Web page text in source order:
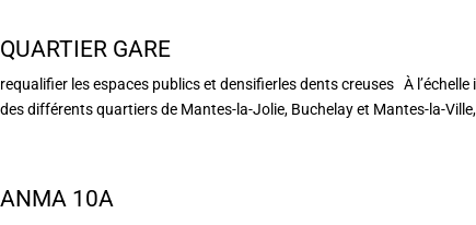
QUARTIER GARE
requalifier les espaces publics et densifierles dents creuses À
des différents quartiers de Mantes-la-Jolie, Buchelay et Mantes-la-
ANMA 10A